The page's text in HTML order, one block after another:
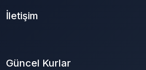
İletişim
Güncel Kurlar